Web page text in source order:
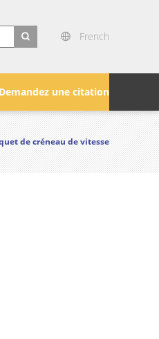
French
Demandez une citation
de créneau de vitesse